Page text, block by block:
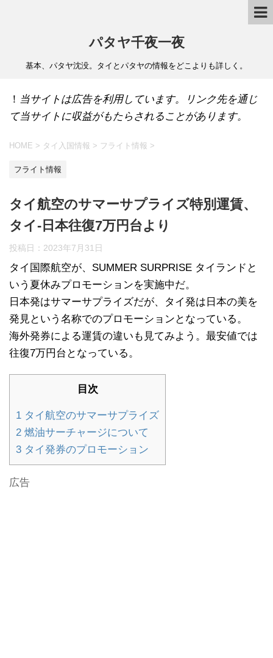
パタヤ千夜一夜
基本、パタヤ沈没。タイとパタヤの情報をどこよりも詳しく。
！ 当サイトは広告を利用しています。リンク先を通じ
て当サイトに収益がもたらされることがあります。
HOME > タイ入国情報 > フライト情報 >
フライト情報
タイ航空のサマーサプライズ特別運賃、
タイ-日本往復7万円台より
投稿日： 2023年7月31日
タイ国際航空が、SUMMER SURPRISE タイランドと
いう夏休みプロモーションを実施中だ。
日本発はサマーサプライズだが、タイ発は日本の美を
発見という名称でのプロモーションとなっている。
海外発券による運賃の違いも見てみよう。最安値では
往復7万円台となっている。
目次
1 タイ航空のサマーサプライズ
2 燃油サーチャージについて
3 タイ発券のプロモーション
広告